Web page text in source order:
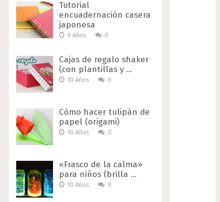
Tutorial
encuadernación casera
japonesa
9 Años 0
Cajas de regalo shaker
(con plantillas y …
10 Años 0
Cómo hacer tulipán de
papel (origami)
10 Años 0
«Frasco de la calma»
para niños (brilla …
10 Años 0